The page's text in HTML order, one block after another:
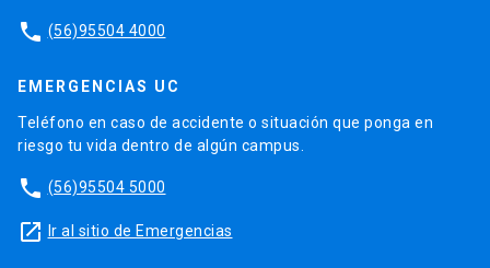
phone (56)95504 4000
EMERGENCIAS UC
Teléfono en caso de accidente o situación que ponga en
riesgo tu vida dentro de algún campus.
phone (56)95504 5000
launch Ir al sitio de Emergencias